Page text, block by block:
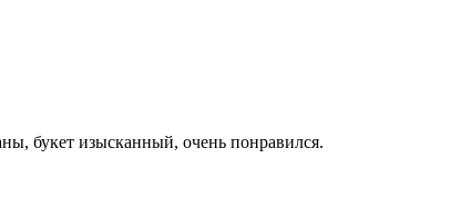
букет изысканный, очень понравился.